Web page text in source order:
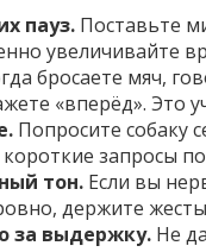
пауз. Поставьте
увеличивайте
бросаете мяч,
«вперёд». Это
Попросите собаку
короткие запросы
тон. Если вы
держите
за выдержку. Не